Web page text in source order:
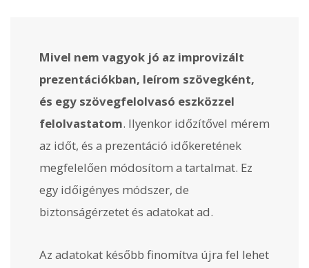
Mivel nem vagyok jó az improvizált
prezentációkban, leírom szövegként,
és egy szövegfelolvasó eszközzel
felolvastatom. Ilyenkor időzítővel mérem
az időt, és a prezentáció időkeretének
megfelelően módosítom a tartalmat. Ez
egy időigényes módszer, de
biztonságérzetet és adatokat ad.
Az adatokat később finomítva újra fel lehet